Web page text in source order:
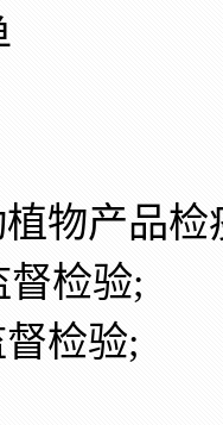
物产品检
检验;
检验;